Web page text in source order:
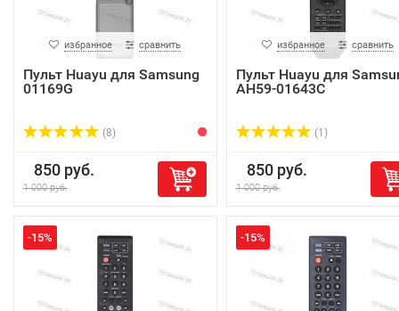
избранное сравнить
Пульт Huayu для Samsung
01169G
(8)
850 руб.
1 000 руб.
избранное сравнить
Пульт Huayu для
AH59-01643C
(1)
850 руб.
1 000 руб.
-15% -15%